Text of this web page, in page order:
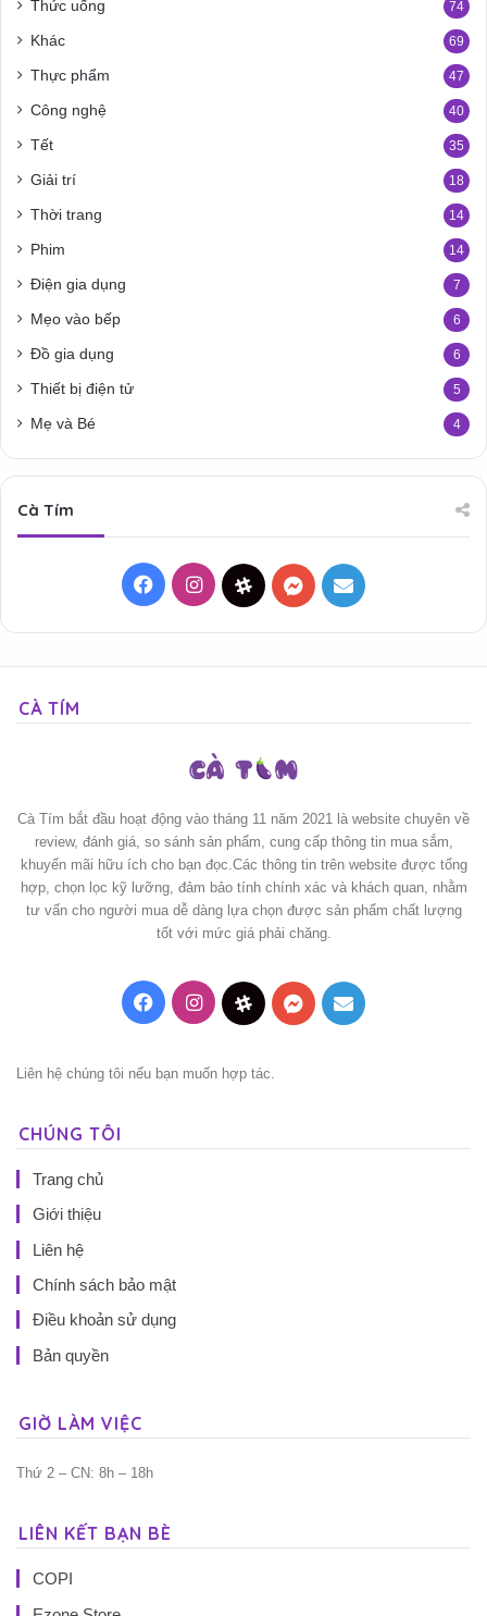
Thức uống 74
Khác 69
Thực phẩm 47
Công nghệ 40
Tết 35
Giải trí 18
Thời trang 14
Phim 14
Điện gia dụng 7
Mẹo vào bếp 6
Đồ gia dụng 6
Thiết bị điện tử 5
Mẹ và Bé 4
Cà Tím
FacebookInstagramThreadsMessenger
Mail
CÀ TÍM
Cà Tím bắt đầu hoạt động vào tháng 11 năm 2021 là website chuyên về
review, đánh giá, so sánh sản phẩm, cung cấp thông tin mua sắm,
khuyến mãi hữu ích cho bạn đọc.Các thông tin trên website được tổng
hợp, chọn lọc kỹ lưỡng, đảm bảo tính chính xác và khách quan, nhằm
tư vấn cho người mua dễ dàng lựa chọn được sản phẩm chất lượng
tốt với mức giá phải chăng.
FacebookInstagramThreadsMessenger
Mail
Liên hệ chúng tôi nếu bạn muốn hợp tác.
CHÚNG TÔI
Trang chủ
Giới thiệu
Liên hệ
Chính sách bảo mật
Điều khoản sử dụng
Bản quyền
GIỜ LÀM VIỆC
Thứ 2 – CN: 8h – 18h
LIÊN KẾT BẠN BÈ
COPI